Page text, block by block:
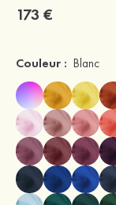
173 €
Couleur : Blanc